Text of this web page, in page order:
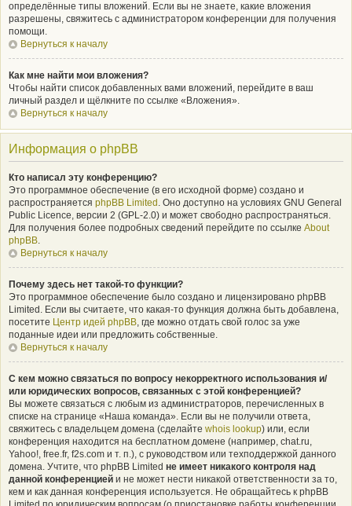
определённые типы вложений. Если вы не знаете, какие вложения
разрешены, свяжитесь с администратором конференции для получения
помощи.
Вернуться к началу
Как мне найти мои вложения?
Чтобы найти список добавленных вами вложений, перейдите в ваш
личный раздел и щёлкните по ссылке «Вложения».
Вернуться к началу
Информация о phpBB
Кто написал эту конференцию?
Это программное обеспечение (в его исходной форме) создано и
распространяется phpBB Limited . Оно доступно на условиях GNU General
Public Licence, версии 2 (GPL-2.0) и может свободно распространяться.
Для получения более подробных сведений перейдите по ссылке About
phpBB.
Вернуться к началу
Почему здесь нет такой-то функции?
Это программное обеспечение было создано и лицензировано phpBB
Limited. Если вы считаете, что какая-то функция должна быть добавлена,
посетите Центр идей phpBB, где можно отдать свой голос за уже
поданные идеи или предложить собственные.
Вернуться к началу
С кем можно связаться по вопросу некорректного использования и/
или юридических вопросов, связанных с этой конференцией?
Вы можете связаться с любым из администраторов, перечисленных в
списке на странице «Наша команда». Если вы не получили ответа,
свяжитесь с владельцем домена (сделайте whois lookup) или, если
конференция находится на бесплатном домене (например, chat.ru,
Yahoo!, free.fr, f2s.com и т. п.), с руководством или техподдержкой данного
домена. Учтите, что phpBB Limited не имеет никакого контроля над
данной конференцией и не может нести никакой ответственности за то,
кем и как данная конференция используется. Не обращайтесь к phpBB